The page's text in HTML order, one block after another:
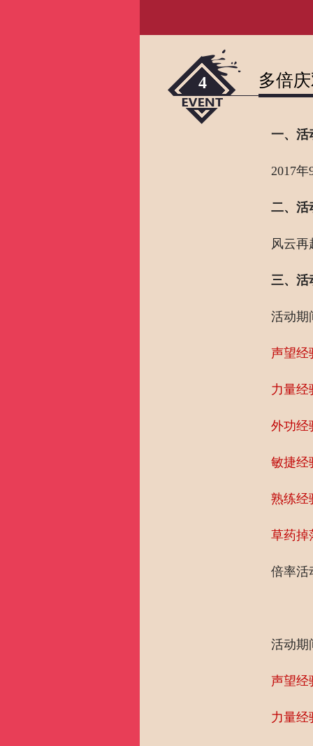
4 多倍
一、活
2017年
二、活
风云再
三、活
活动期
声望经
力量经
外功经
敏捷经
熟练经
草药掉
倍率活
活动期
声望经
力量经